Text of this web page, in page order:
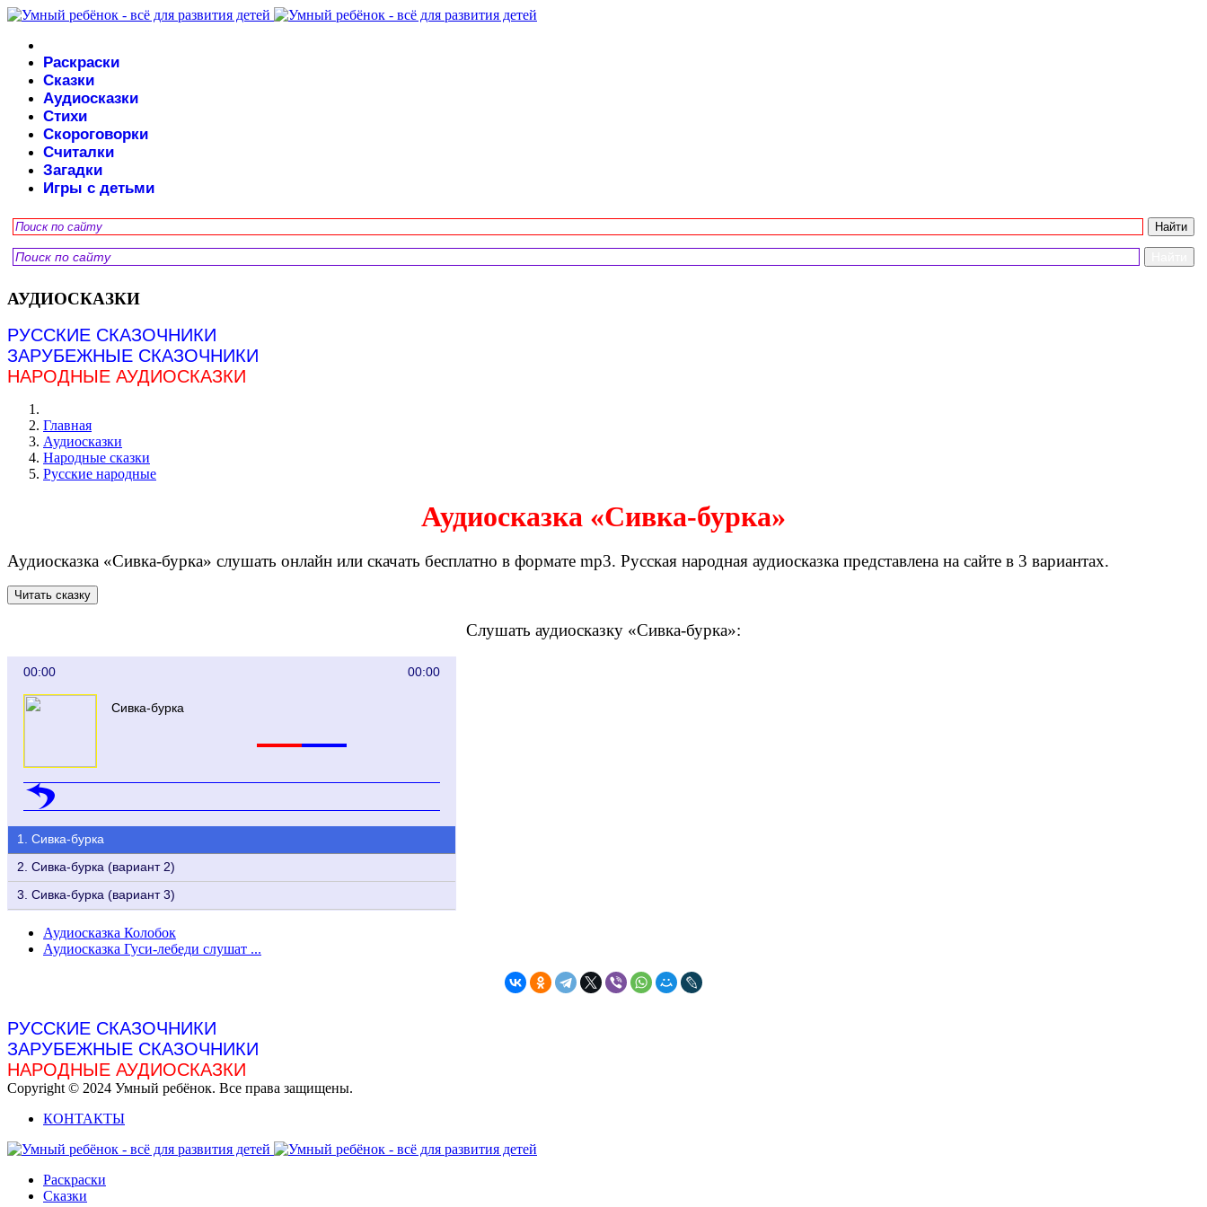
Раскраски
Сказки
Аудиосказки
Стихи
Скороговорки
Считалки
Загадки
Игры с детьми
АУДИОСКАЗКИ
РУССКИЕ СКАЗОЧНИКИ
ЗАРУБЕЖНЫЕ СКАЗОЧНИКИ
НАРОДНЫЕ АУДИОСКАЗКИ
Главная
Аудиосказки
Народные сказки
Русские народные
Аудиосказка «Сивка-бурка»
Аудиосказка «Сивка-бурка» слушать онлайн или скачать бесплатно в формате mp3. Русская народная аудиосказка представлена на сайте в 3 вариантах.
Слушать аудиосказку «Сивка-бурка»:
00:00 00:00
Сивка-бурка
1. Сивка-бурка
2. Сивка-бурка (вариант 2)
3. Сивка-бурка (вариант 3)
Аудиосказка Колобок
Аудиосказка Гуси-лебеди слушат ...
РУССКИЕ СКАЗОЧНИКИ
ЗАРУБЕЖНЫЕ СКАЗОЧНИКИ
НАРОДНЫЕ АУДИОСКАЗКИ
Copyright © 2024 Умный ребёнок. Все права защищены.
КОНТАКТЫ
Раскраски
Сказки